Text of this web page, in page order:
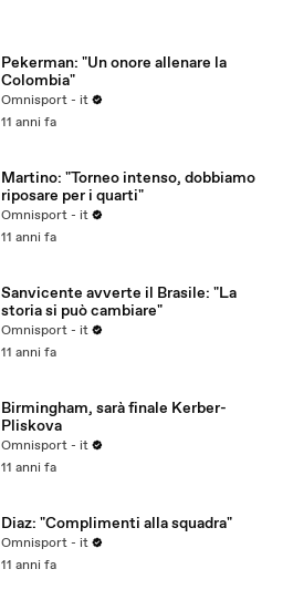
Pekerman: "Un onore allenare la
Colombia"
Omnisport - it
11 anni fa
Martino: "Torneo intenso, dobbiamo
riposare per i quarti"
Omnisport - it
11 anni fa
Sanvicente avverte il Brasile: "La
storia si può cambiare"
Omnisport - it
11 anni fa
Birmingham, sarà finale Kerber-
Pliskova
Omnisport - it
11 anni fa
Diaz: "Complimenti alla squadra"
Omnisport - it
11 anni fa